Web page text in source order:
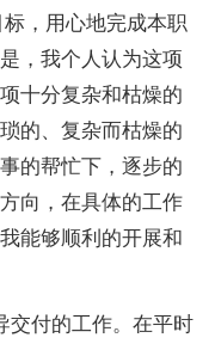
标，用心地完成本职
，我个人认为这项
十分复杂和枯燥的
的、复杂而枯燥的
的帮忙下，逐步的
向，在具体的工作
能够顺利的开展和
交付的工作。在平时